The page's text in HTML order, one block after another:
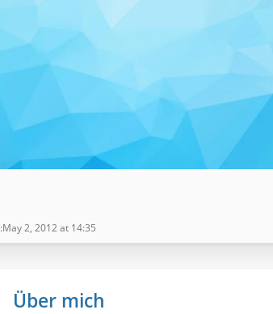
May 2, 2012 at 14:35
Über mich